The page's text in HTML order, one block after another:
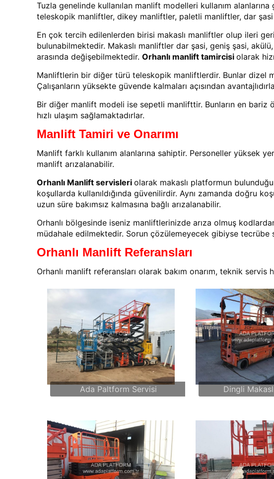
Tuzla genelinde kullanılan manlift modelleri kullanım
teleskopik manliftler, dikey manliftler, paletli manliftler, dar
En çok tercih edilenlerden birisi makaslı manliftler olup ileri
bulunabilmektedir. Makaslı manliftler dar şasi, geniş şasi,
arasında değişebilmektedir.Orhanlı manlift tamircisiolarak
Manliftlerin bir diğer türü teleskopik manliftlerdir. Bunlar dizel
Çalışanların yüksekte güvende kalmaları açısından
Bir diğer manlift modeli ise sepetli manlifttir. Bunların en bariz
hızlı ulaşım sağlamaktadırlar.
Manlift Tamiri ve Onarımı
Manlift farklı kullanım alanlarına sahiptir. Personeller yüksek
manlift arızalanabilir.
Orhanlı Manlift servisleriolarak makaslı platformun
koşullarda kullanıldığında güvenilirdir. Aynı zamanda doğru
uzun süre bakımsız kalmasına bağlı arızalanabilir.
Orhanlı bölgesinde iseniz manliftlerinizde arıza olmuş
müdahale edilmektedir. Sorun çözülemeyecek gibiyse tecrübe
Orhanlı Manlift Referansları
Orhanlı manlift referansları olarak bakım onarım, teknik
Ada Paltform Servisi Dingli